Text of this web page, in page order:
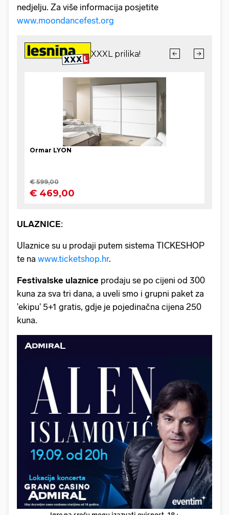
nedjelju. Za više informacija posjetite
www.moondancefest.org
ULAZNICE:
Ulaznice su u prodaji putem sistema TICKESHOP
te na www.ticketshop.hr.
Festivalske ulaznice prodaju se po cijeni od 300
kuna za sva tri dana, a uveli smo i grupni paket za
'ekipu' 5+1 gratis, gdje je pojedinačna cijena 250
kuna.